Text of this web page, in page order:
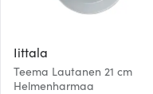
Iittala
Teema Lautanen 21 cm
Helmenharmaa